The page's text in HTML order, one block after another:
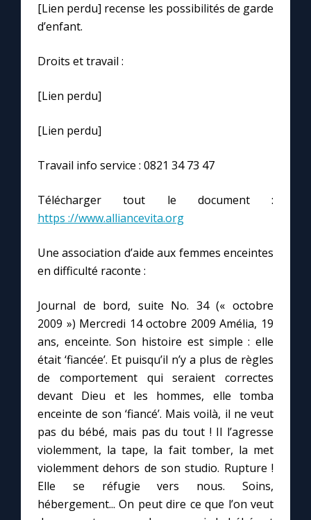
Marie de Nazareth
[Lien perdu] recense les possibilités de garde
d’enfant.
Droits et travail :
[Lien perdu]
[Lien perdu]
Travail info service : 0821 34 73 47
Télécharger tout le document :
https ://www.alliancevita.org
Une association d’aide aux femmes enceintes
en difficulté raconte :
Journal de bord, suite No. 34 (« octobre
2009 ») Mercredi 14 octobre 2009 Amélia, 19
ans, enceinte. Son histoire est simple : elle
était ‘fiancée’. Et puisqu’il n’y a plus de règles
de comportement qui seraient correctes
devant Dieu et les hommes, elle tomba
enceinte de son ‘fiancé’. Mais voilà, il ne veut
pas du bébé, mais pas du tout ! Il l’agresse
violemment, la tape, la fait tomber, la met
violemment dehors de son studio. Rupture !
Elle se réfugie vers nous. Soins,
hébergement... On peut dire ce que l’on veut